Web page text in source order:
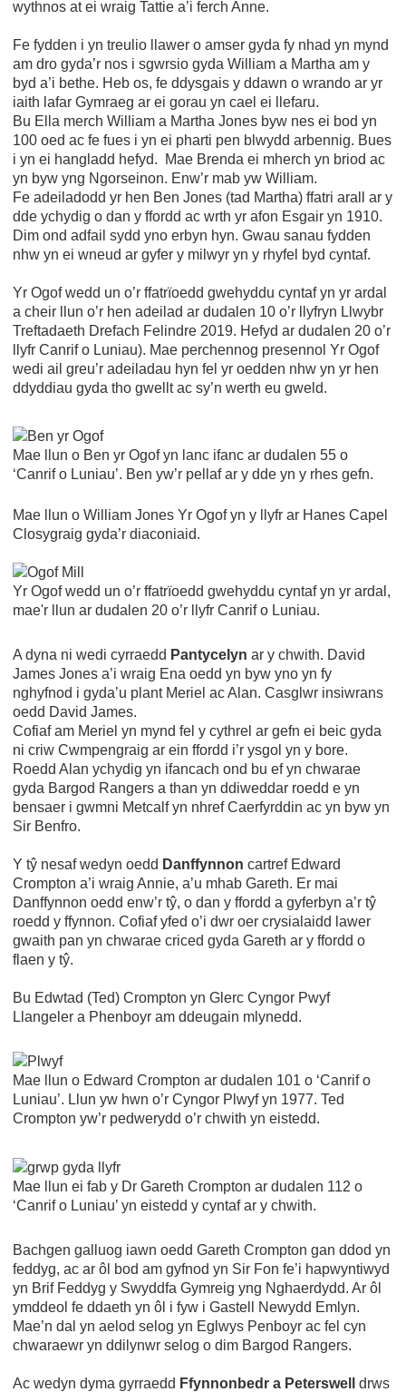
wythnos at ei wraig Tattie a’i ferch Anne.
Fe fydden i yn treulio llawer o amser gyda fy nhad yn mynd
am dro gyda’r nos i sgwrsio gyda William a Martha am y
byd a’i bethe. Heb os, fe ddysgais y ddawn o wrando ar yr
iaith lafar Gymraeg ar ei gorau yn cael ei llefaru.
Bu Ella merch William a Martha Jones byw nes ei bod yn
100 oed ac fe fues i yn ei pharti pen blwydd arbennig. Bues
i yn ei hangladd hefyd. Mae Brenda ei mherch yn briod ac
yn byw yng Ngorseinon. Enw’r mab yw William.
Fe adeiladodd yr hen Ben Jones (tad Martha) ffatri arall ar y
dde ychydig o dan y ffordd ac wrth yr afon Esgair yn 1910.
Dim ond adfail sydd yno erbyn hyn. Gwau sanau fydden
nhw yn ei wneud ar gyfer y milwyr yn y rhyfel byd cyntaf.
Yr Ogof wedd un o’r ffatrïoedd gwehyddu cyntaf yn yr ardal
a cheir llun o’r hen adeilad ar dudalen 10 o’r llyfryn Llwybr
Treftadaeth Drefach Felindre 2019. Hefyd ar dudalen 20 o’r
llyfr Canrif o Luniau). Mae perchennog presennol Yr Ogof
wedi ail greu’r adeiladau hyn fel yr oedden nhw yn yr hen
ddyddiau gyda tho gwellt ac sy’n werth eu gweld.
Mae llun o Ben yr Ogof yn lanc ifanc ar dudalen 55 o
‘Canrif o Luniau’. Ben yw’r pellaf ar y dde yn y rhes gefn.
Mae llun o William Jones Yr Ogof yn y llyfr ar Hanes Capel
Closygraig gyda’r diaconiaid.
Yr Ogof wedd un o’r ffatrïoedd gwehyddu cyntaf yn yr ardal,
mae'r llun ar dudalen 20 o’r llyfr Canrif o Luniau.
A dyna ni wedi cyrraedd Pantycelyn ar y chwith. David
James Jones a’i wraig Ena oedd yn byw yno yn fy
nghyfnod i gyda’u plant Meriel ac Alan. Casglwr insiwrans
oedd David James.
Cofiaf am Meriel yn mynd fel y cythrel ar gefn ei beic gyda
ni criw Cwmpengraig ar ein ffordd i’r ysgol yn y bore.
Roedd Alan ychydig yn ifancach ond bu ef yn chwarae
gyda Bargod Rangers a than yn ddiweddar roedd e yn
bensaer i gwmni Metcalf yn nhref Caerfyrddin ac yn byw yn
Sir Benfro.
Y tŷ nesaf wedyn oedd Danffynnon cartref Edward
Crompton a’i wraig Annie, a’u mhab Gareth. Er mai
Danffynnon oedd enw’r tŷ, o dan y ffordd a gyferbyn a’r tŷ
roedd y ffynnon. Cofiaf yfed o’i dwr oer crysialaidd lawer
gwaith pan yn chwarae criced gyda Gareth ar y ffordd o
flaen y tŷ.
Bu Edwtad (Ted) Crompton yn Glerc Cyngor Pwyf
Llangeler a Phenboyr am ddeugain mlynedd.
Mae llun o Edward Crompton ar dudalen 101 o ‘Canrif o
Luniau’. Llun yw hwn o’r Cyngor Plwyf yn 1977. Ted
Crompton yw’r pedwerydd o’r chwith yn eistedd.
Mae llun ei fab y Dr Gareth Crompton ar dudalen 112 o
‘Canrif o Luniau’ yn eistedd y cyntaf ar y chwith.
Bachgen galluog iawn oedd Gareth Crompton gan ddod yn
feddyg, ac ar ôl bod am gyfnod yn Sir Fon fe’i hapwyntiwyd
yn Brif Feddyg y Swyddfa Gymreig yng Nghaerdydd. Ar ôl
ymddeol fe ddaeth yn ôl i fyw i Gastell Newydd Emlyn.
Mae’n dal yn aelod selog yn Eglwys Penboyr ac fel cyn
chwaraewr yn ddilynwr selog o dim Bargod Rangers.
Ac wedyn dyma gyrraedd Ffynnonbedr a Peterswell
drws